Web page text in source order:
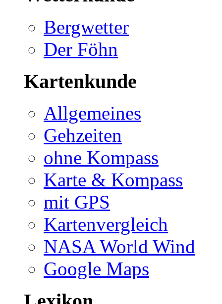
Bergwetter
Der Föhn
Kartenkunde
Allgemeines
Gehzeiten
ohne Kompass
Karte & Kompass
mit GPS
Kartenvergleich
NASA World Wind
Google Maps